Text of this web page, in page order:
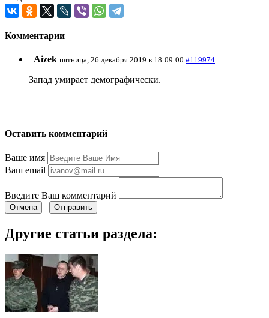
Комментарии
Aizek пятница, 26 декабря 2019 в 18:09:00 #119974
Запад умирает демографически.
Оставить комментарий
Ваше имя
Ваш email
Введите Ваш комментарий
Отмена Отправить
Другие статьи раздела: